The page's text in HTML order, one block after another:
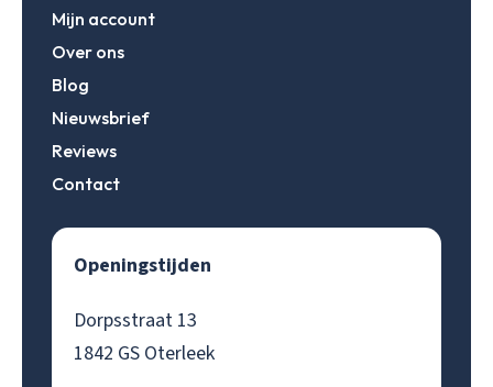
Mijn account
Over ons
Blog
Nieuwsbrief
Reviews
Contact
Openingstijden
Dorpsstraat 13
1842 GS Oterleek